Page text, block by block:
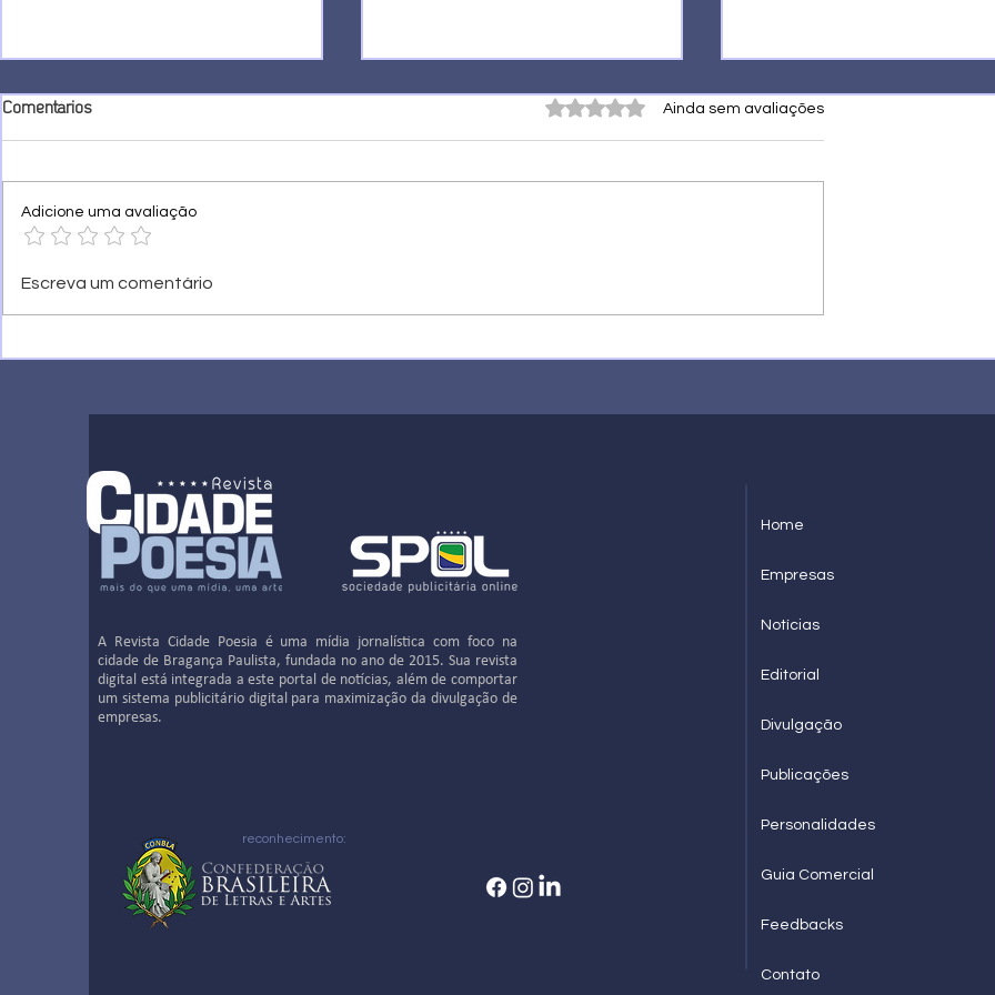
COP30: entre a retórica verde e o
fracasso anunciado
Estratégia Jurídica
Comentários Avaliado com 0 de 5 estrelas.
Ainda sem avaliações
Adicione uma avaliação
Escreva um comentário
A Revista Cidade Poesia é uma mídia jornalística com foco na
cidade de Bragança Paulista, fundada no ano de 2015. Sua revista
digital está integrada a este portal de notícias, além de comportar
um sistema publicitário digital para maximização da divulgação de
empresas.
reconhecimento:
Home
Empresas
Notícias
Editorial
Divulgação
Publicações
Personalidades
Guia Comercial
Feedbacks
Contato